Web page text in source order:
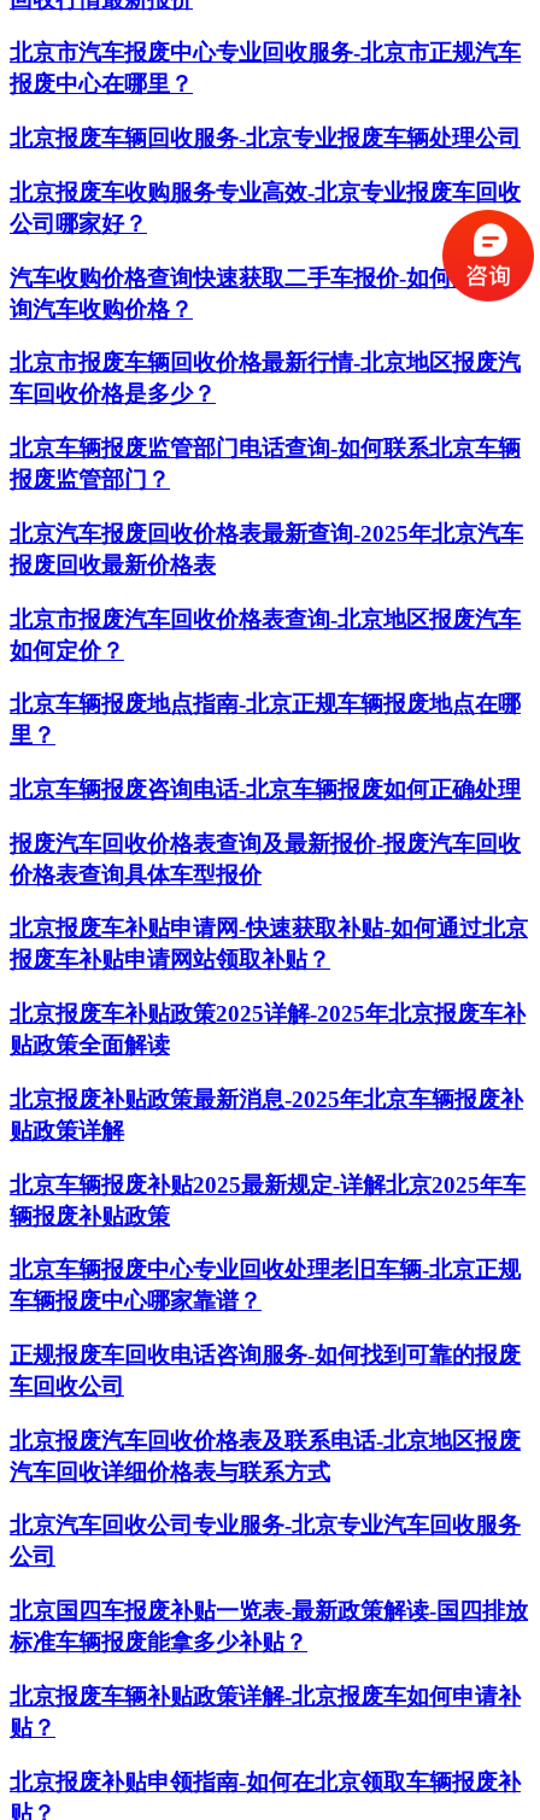
北京市汽车报废中心专业回收服务-北京市正规汽车
报废中心在哪里？
北京报废车辆回收服务-北京专业报废车辆处理公司
北京报废车收购服务专业高效-北京专业报废车回收
公司哪家好？
汽车收购价格查询快速获取二手车报价-如何准确查
询汽车收购价格？
北京市报废车辆回收价格最新行情-北京地区报废汽
车回收价格是多少？
北京车辆报废监管部门电话查询-如何联系北京车辆
报废监管部门？
北京汽车报废回收价格表最新查询-2025年北京汽车
报废回收最新价格表
北京市报废汽车回收价格表查询-北京地区报废汽车
如何定价？
北京车辆报废地点指南-北京正规车辆报废地点在哪
里？
北京车辆报废咨询电话-北京车辆报废如何正确处理
报废汽车回收价格表查询及最新报价-报废汽车回收
价格表查询具体车型报价
北京报废车补贴申请网-快速获取补贴-如何通过北京
报废车补贴申请网站领取补贴？
北京报废车补贴政策2025详解-2025年北京报废车补
贴政策全面解读
北京报废补贴政策最新消息-2025年北京车辆报废补
贴政策详解
北京车辆报废补贴2025最新规定-详解北京2025年车
辆报废补贴政策
北京车辆报废中心专业回收处理老旧车辆-北京正规
车辆报废中心哪家靠谱？
正规报废车回收电话咨询服务-如何找到可靠的报废
车回收公司
北京报废汽车回收价格表及联系电话-北京地区报废
汽车回收详细价格表与联系方式
北京汽车回收公司专业服务-北京专业汽车回收服务
公司
北京国四车报废补贴一览表-最新政策解读-国四排放
标准车辆报废能拿多少补贴？
北京报废车辆补贴政策详解-北京报废车如何申请补
贴？
北京报废补贴申领指南-如何在北京领取车辆报废补
贴？